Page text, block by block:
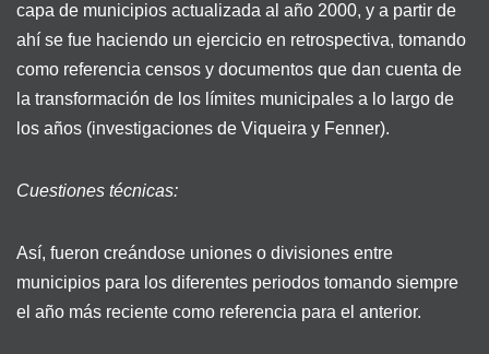
capa de municipios actualizada al año 2000, y a partir de
ahí se fue haciendo un ejercicio en retrospectiva, tomando
como referencia censos y documentos que dan cuenta de
la transformación de los límites municipales a lo largo de
los años (investigaciones de Viqueira y Fenner).
Cuestiones técnicas:
Así, fueron creándose uniones o divisiones entre
municipios para los diferentes periodos tomando siempre
el año más reciente como referencia para el anterior.